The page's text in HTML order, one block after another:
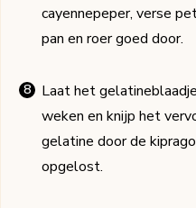
cayennepeper, verse
pan en roer goed door.
Laat het
weken en knijp het
gelatine door de
opgelost.